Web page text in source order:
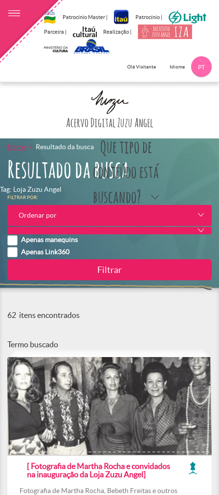
Patrocínio Master | Patrocínio |
Parceira | Realização |
Olá Visitante Idioma PT
Acervo Digital Zuzu Angel
Que tipo de
conteúdo está
buscando?
Home Resultado da busca
Resultado da busca
Tag: Loja Zuzu Angel
FILTRAR POR:
Ordenar por
Apenas manequins
Apenas Link360
62 itens encontrados
Termo buscado
[ Fotografia de Martha Rocha e convidados
na inauguração da Loja Zuzu Angel]
Fotografia de Martha Rocha, Bebeth Freitas e outros